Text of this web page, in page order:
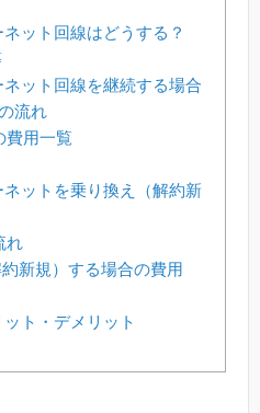
ット回線はどうする？
ット回線を継続する場合
流れ
費用一覧
ットを乗り換え（解約新
れ
新規）する場合の費用
ト・デメリット